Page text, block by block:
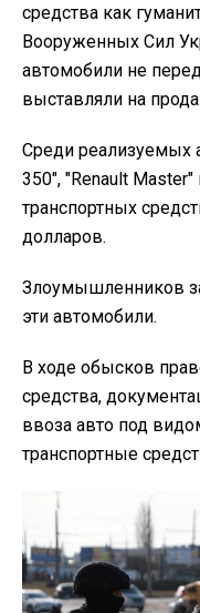
средства как
Вооруженных Сил
автомобили не
выставляли на
Среди реализуемых
350", "Renault
транспортных
долларов.
Злоумышленников
эти автомобили.
В ходе обысков
средства,
ввоза авто под
транспортные